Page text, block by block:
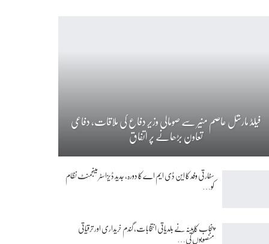
فیلڈ مارشل عاصم منیر سے صومالی وزیر دفاع کی ملاقات، دفاعی
تعاون بڑھانے پر اتفاق
سفارتی وفد کا این ڈی ایم اے کا دورہ، جدید ڈیزاسٹر مینجمنٹ نظام
کو…
پنجاب کابینہ نے بلدیاتی انتخابات، گندم خریداری اور ترقیاتی
منصوبوں کی…